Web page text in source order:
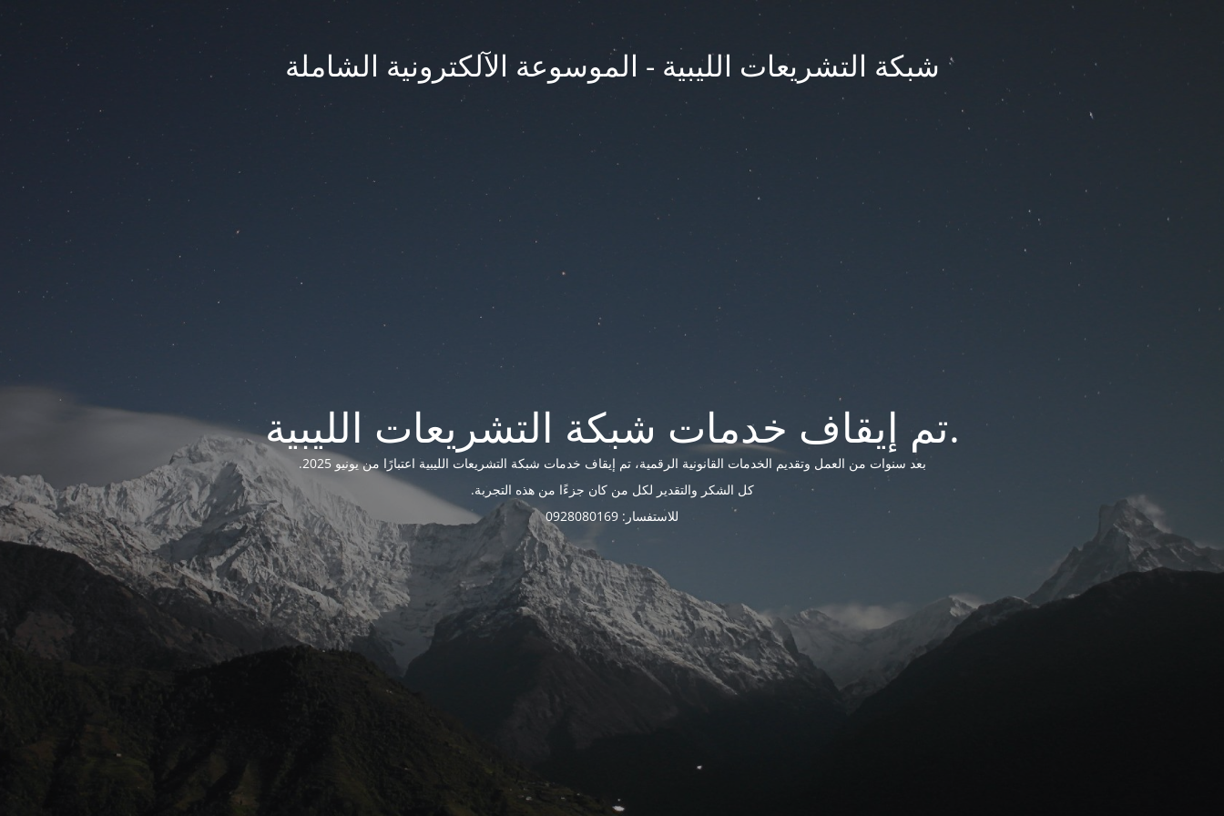
شبكة التشريعات الليبية - الموسوعة الآلكترونية الشاملة
تم إيقاف خدمات شبكة التشريعات الليبية.
بعد سنوات من العمل وتقديم الخدمات القانونية الرقمية، تم إيقاف خدمات شبكة التشريعات الليبية اعتبارًا من يونيو 2025.
كل الشكر والتقدير لكل من كان جزءًا من هذه التجربة.
للاستفسار: 0928080169